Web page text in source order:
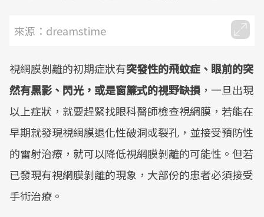
來源：dreamstime
視網膜剝離的初期症狀有突發性的飛蚊症、眼前的突
然有黑影、閃光，或是窗簾式的視野缺損 ，一旦出現
以上症狀，就要趕緊找眼科醫師檢查視網膜，若能在
早期就發現視網膜退化性破洞或裂孔，並接受預防性
的雷射治療，就可以降低視網膜剝離的可能性。但若
已發現有視網膜剝離的現象，大部份的患者必須接受
手術治療。